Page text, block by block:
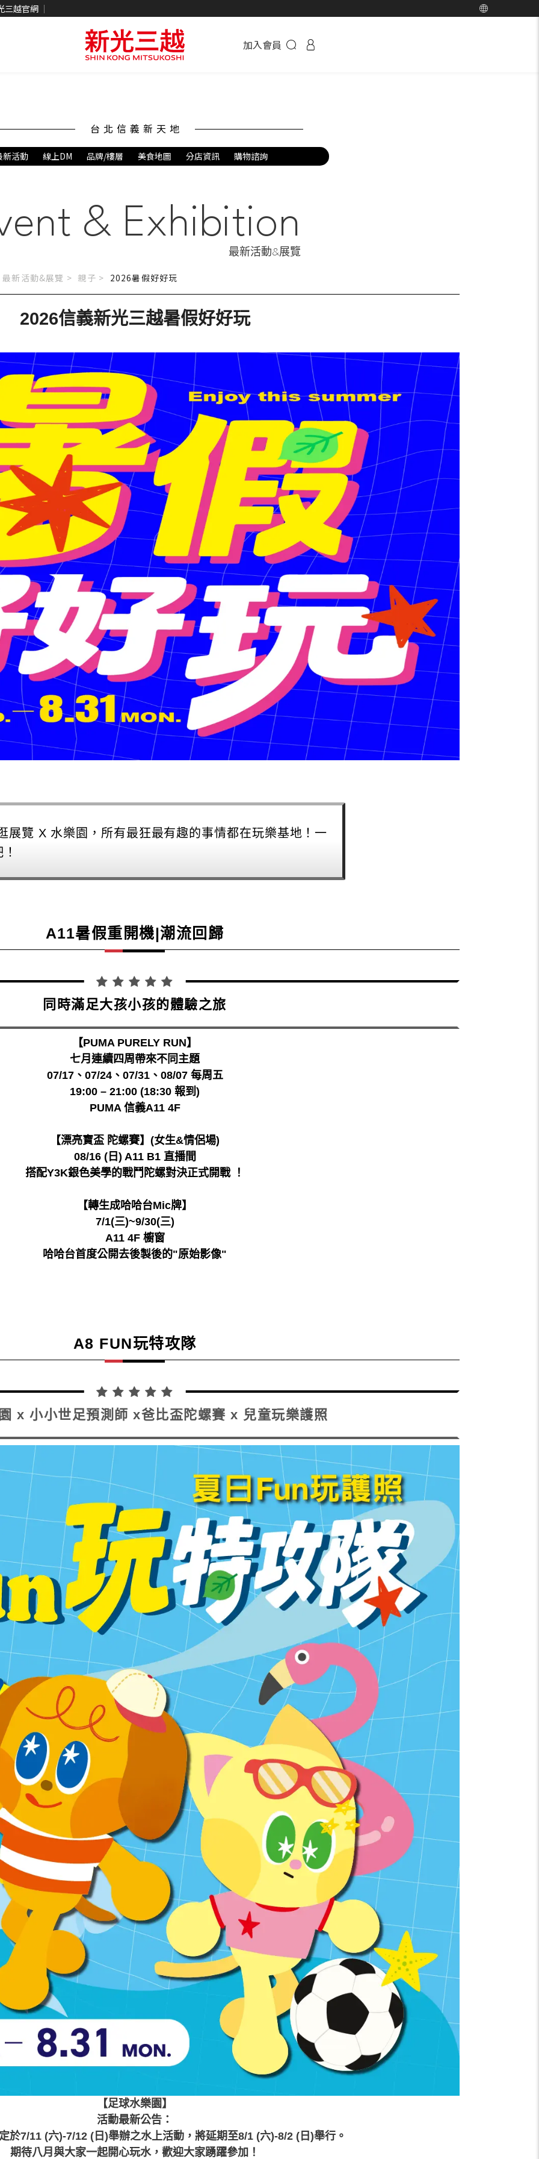
三越官網
加入會員
台北信義新天地
新活動 線上DM 品牌/樓層 美食地圖 分店資訊 購物諮詢
& Exhibition
最新活動&展覽
最新活動&展覽 > 親子 > 2026暑假好好玩
展覽 X 水樂園，所有最狂最有趣的事情都在玩樂基地！一
2026信義新光三越暑假好好玩
A11暑假重開機|潮流回歸
同時滿足大孩小孩的體驗之旅
【PUMA PURELY RUN】
七月連續四周帶來不同主題
07/17、07/24、07/31、08/07 每周五
19:00 – 21:00 (18:30 報到)
PUMA 信義A11 4F
【漂亮寶盃 陀螺賽】(女生&情侶場)
08/16 (日) A11 B1 直播間
搭配Y3K銀色美學的戰鬥陀螺對決正式開戰 ！
【轉生成哈哈台Mic牌】
7/1(三)~9/30(三)
A11 4F 櫥窗
哈哈台首度公開去後製後的"原始影像"
A8 FUN玩特攻隊
x 小小世足預測師 x爸比盃陀螺賽 x 兒童玩樂護照
【足球水樂園】
活動最新公告：
於7/11 (六)-7/12 (日)舉辦之水上活動，將延期至8/1 (六)-8/2 (日)舉行。
期待八月與大家一起開心玩水，歡迎大家踴躍參加！